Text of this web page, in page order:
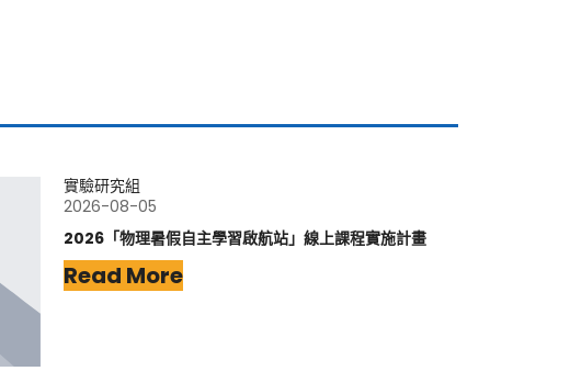
實驗研究組
2026-08-05
2026「物理暑假自主學習啟航站」線上課程實施計畫
Read More